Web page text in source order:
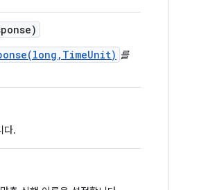
를
다.